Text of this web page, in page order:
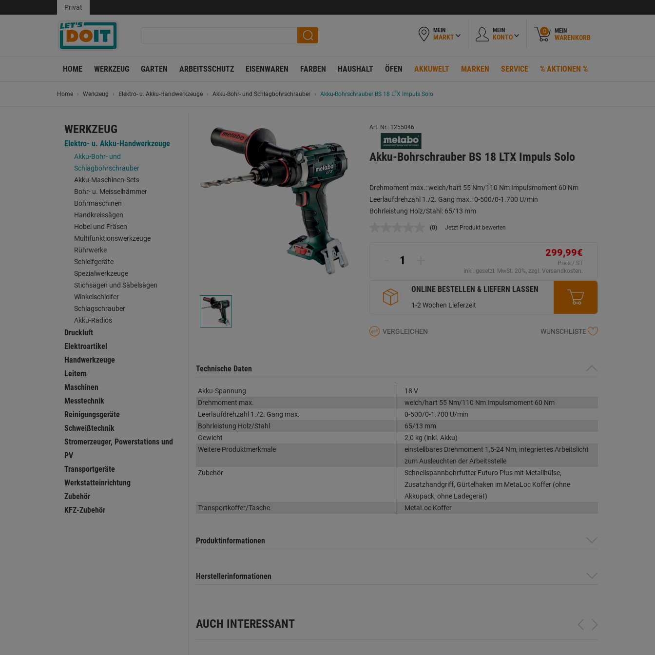
Privat
MEIN
MARKT
MEIN
KONTO
0 MEIN
WARENKORB
HOME WERKZEUG GARTEN ARBEITSSCHUTZ EISENWAREN FARBEN HAUSHALT ÖFEN AKKUWELT MARKEN SERVICE % AKTIONEN %
Home Werkzeug Elektro- u. Akku-Handwerkzeuge Akku-Bohr- und Schlagbohrschrauber Akku-Bohrschrauber BS 18 LTX Impuls Solo
WERKZEUG
Elektro- u. Akku-Handwerkzeuge
Akku-Bohr- und
Schlagbohrschrauber
Akku-Maschinen-Sets
Bohr- u. Meisselhämmer
Bohrmaschinen
Handkreissägen
Hobel und Fräsen
Multifunktionswerkzeuge
Rührwerke
Schleifgeräte
Spezialwerkzeuge
Stichsägen und Säbelsägen
Winkelschleifer
Schlagschrauber
Akku-Radios
Druckluft
Elektroartikel
Handwerkzeuge
Leitern
Maschinen
Messtechnik
Reinigungsgeräte
Schweißtechnik
Stromerzeuger, Powerstations und
PV
Transportgeräte
Werkstatteinrichtung
Zubehör
KFZ-Zubehör
Art. Nr.: 1255046
Akku-Bohrschrauber BS 18 LTX Impuls Solo
Drehmoment max.: weich/hart 55 Nm/110 Nm Impulsmoment 60 Nm
Leerlaufdrehzahl 1./2. Gang max.: 0-500/0-1.700 U/min
Bohrleistung Holz/Stahl: 65/13 mm
Kein
(0) Jetzt Produkt bewerten
299,99€
Preis / ST
inkl. gesetzl. MwSt. 20%, zzgl. Versandkosten.
ONLINE BESTELLEN & LIEFERN LASSEN
1-2 Wochen Lieferzeit
VERGLEICHEN WUNSCHLISTE
Technische Daten
Akku-Spannung
18 V
Drehmoment max.
weich/hart 55 Nm/110 Nm Impulsmoment 60 Nm
Leerlaufdrehzahl 1./2. Gang max.
0-500/0-1.700 U/min
Bohrleistung Holz/Stahl
65/13 mm
Gewicht
2,0 kg (inkl. Akku)
Weitere Produktmerkmale
einstellbares Drehmoment 1,5-24 Nm, integriertes Arbeitslicht
zum Ausleuchten der Arbeitsstelle
Zubehör
Schnellspannbohrfutter Futuro Plus mit Metallhülse,
Zusatzhandgriff, Gürtelhaken im MetaLoc Koffer (ohne
Akkupack, ohne Ladegerät)
Transportkoffer/Tasche
MetaLoc Koffer
Produktinformationen
Herstellerinformationen
AUCH INTERESSANT